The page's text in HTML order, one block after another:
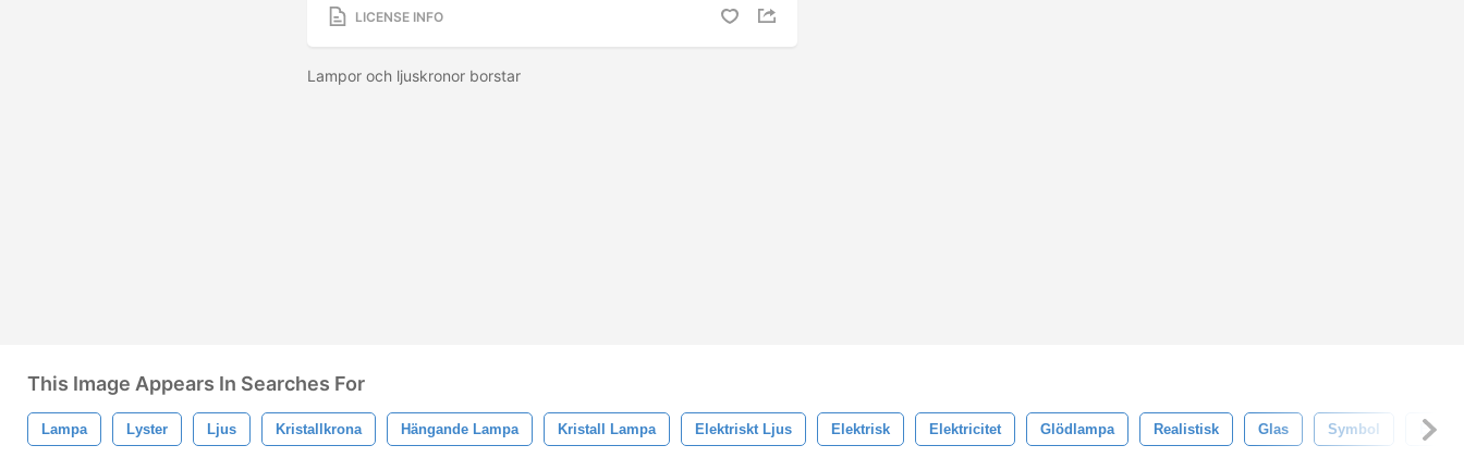
LICENSE INFO
Lampor och ljuskronor borstar
This Image Appears In Searches For
Lampa Lyster Ljus Kristallkrona Hängande Lampa Kristall Lampa Elektriskt Ljus Elektrisk Elektricitet Glödlampa Realistisk Glas Symbol Energi